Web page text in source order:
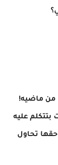
ماضيه!
بتتكلم عليه
تحاول